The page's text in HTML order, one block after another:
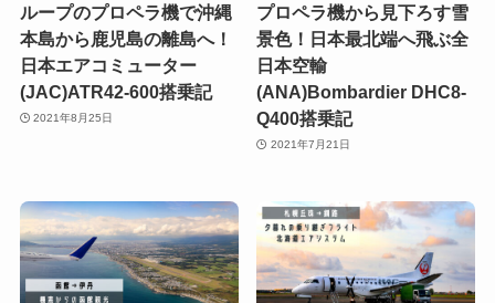
ループのプロペラ機で沖縄
本島から鹿児島の離島へ！
日本エアコミューター
(JAC)ATR42-600搭乗記
2021年8月25日
プロペラ機から見下ろす雪
景色！日本最北端へ飛ぶ全
日本空輸
(ANA)Bombardier DHC8-
Q400搭乗記
2021年7月21日